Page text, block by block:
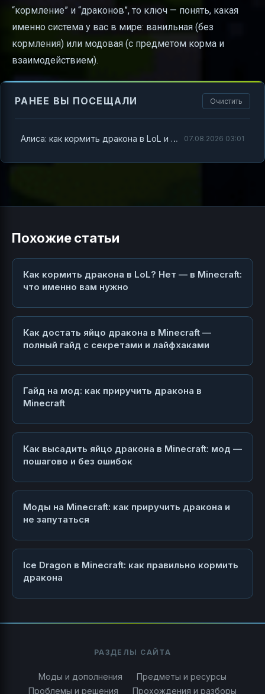
“кормление” и “драконов”, то ключ — понять, какая
именно система у вас в мире: ванильная (без
кормления) или модовая (с предметом корма и
взаимодействием).
РАНЕЕ ВЫ ПОСЕЩАЛИ Очистить
Алиса: как кормить дракона в LoL и Minecraft — простая инструкция и разбор путаницы 07.08.2026 03:01
Похожие статьи
Как кормить дракона в LoL? Нет — в Minecraft:
что именно вам нужно
Как достать яйцо дракона в Minecraft —
полный гайд с секретами и лайфхаками
Гайд на мод: как приручить дракона в
Minecraft
Как высадить яйцо дракона в Minecraft: мод —
пошагово и без ошибок
Моды на Minecraft: как приручить дракона и
не запутаться
Ice Dragon в Minecraft: как правильно кормить
дракона
РАЗДЕЛЫ САЙТА
Моды и дополнения
Предметы и ресурсы
Проблемы и решения
Прохождения и разборы